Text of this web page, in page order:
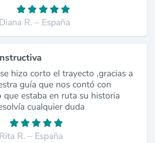
Diana R. – España
hizo corto el trayecto ,gracias a
guía que nos contó con
estaba en ruta su historia
cualquier duda
Rita R. – España